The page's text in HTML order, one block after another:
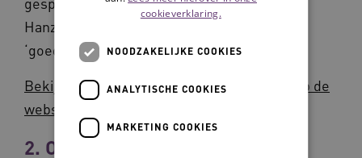
Hanzehogeschool Groningen is erkend met
‘goede aanwijzingen voor effectiviteit’.
Bekijk de interventie Het Familiegesprek op de
website van Databank erkende interventies
2. OOG-methodiek
cookieverklaring.
NOODZAKELIJKE COOKIES
ANALYTISCHE COOKIES
MARKETING COOKIES